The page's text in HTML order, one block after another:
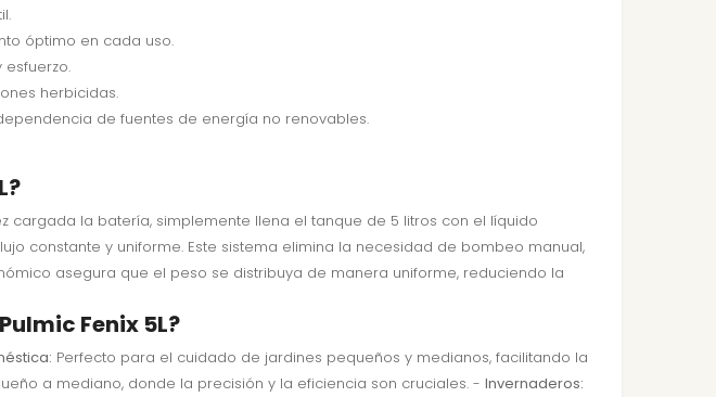
óptimo en cada uso.
herbicidas.
de fuentes de energía no renovables.
cargada la batería, simplemente llena el tanque de 5 litros con el líquido
constante y uniforme. Este sistema elimina la necesidad de bombeo manual,
asegura que el peso se distribuya de manera uniforme, reduciendo la
Fenix 5L?
Perfecto para el cuidado de jardines pequeños y medianos, facilitando la
a mediano, donde la precisión y la eficiencia son cruciales. - Invernaderos: